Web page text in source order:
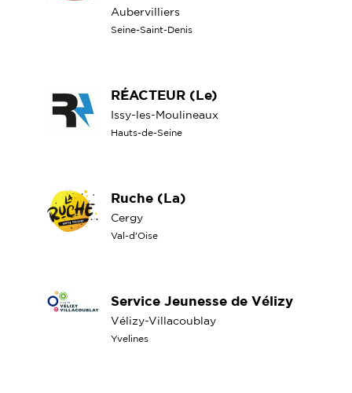
Aubervilliers
Seine-Saint-Denis
RÉACTEUR (Le)
Issy-les-Moulineaux
Hauts-de-Seine
Ruche (La)
Cergy
Val-d'Oise
Service Jeunesse de Vélizy
Vélizy-Villacoublay
Yvelines